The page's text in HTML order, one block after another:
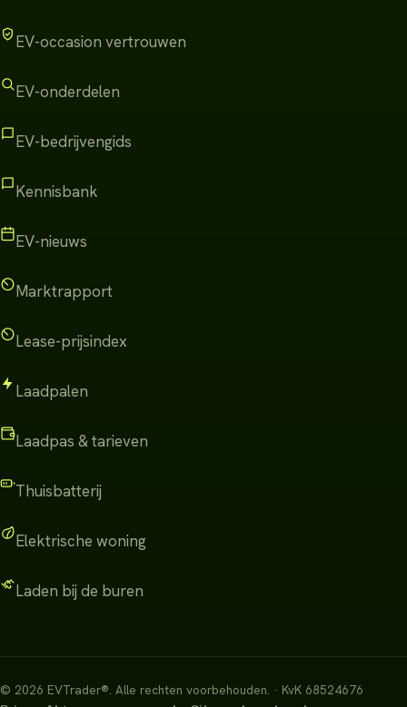
EV-occasion vertrouwen
EV-onderdelen
EV-bedrijvengids
Kennisbank
EV-nieuws
Marktrapport
Lease-prijsindex
Laadpalen
Laadpas & tarieven
Thuisbatterij
Elektrische woning
Laden bij de buren
© 2026 EVTrader®. Alle rechten voorbehouden. · KvK 68524676